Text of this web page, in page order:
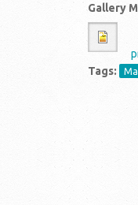
Gallery
Tags: